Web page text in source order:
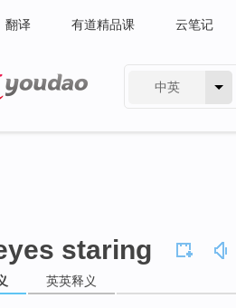
翻译 有道精品课 云笔记
中英
staring
英英释义